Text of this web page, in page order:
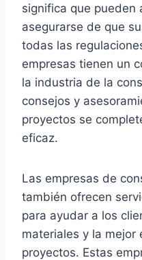
significa que pueden
asegurarse de que
todas las
empresas tienen un
la industria de la
consejos y
proyectos se
eficaz.
Las empresas de
también ofrecen
para ayudar a los
materiales y la mejor
proyectos. Estas